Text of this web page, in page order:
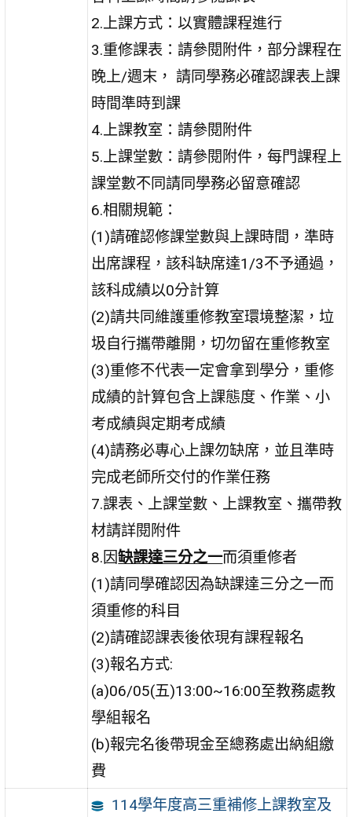
2.上課方式：以實體課程進行
3.重修課表：請參閱附件，部分課程在
晚上/週末， 請同學務必確認課表上課
時間準時到課
4.上課教室：請參閱附件
5.上課堂數：請參閱附件，每門課程上
課堂數不同請同學務必留意確認
6.相關規範：
(1)請確認修課堂數與上課時間，準時
出席課程，該科缺席達1/3不予通過，
該科成績以0分計算
(2)請共同維護重修教室環境整潔，垃
圾自行攜帶離開，切勿留在重修教室
(3)重修不代表一定會拿到學分，重修
成績的計算包含上課態度、作業、小
考成績與定期考成績
(4)請務必專心上課勿缺席，並且準時
完成老師所交付的作業任務
7.課表、上課堂數、上課教室、攜帶教
材請詳閱附件
8.因缺課達三分之一而須重修者
(1)請同學確認因為缺課達三分之一而
須重修的科目
(2)請確認課表後依現有課程報名
(3)報名方式:
(a)06/05(五)13:00~16:00至教務處教
學組報名
(b)報完名後帶現金至總務處出納組繳
費
114學年度高三重補修上課教室及